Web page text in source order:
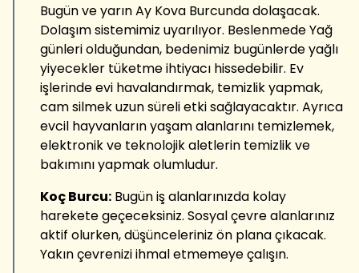
Bugün ve yarın Ay Kova Burcunda dolaşacak.
Dolaşım sistemimiz uyarılıyor. Beslenmede Yağ
günleri olduğundan, bedenimiz bugünlerde yağlı
yiyecekler tüketme ihtiyacı hissedebilir. Ev
işlerinde evi havalandırmak, temizlik yapmak,
cam silmek uzun süreli etki sağlayacaktır. Ayrıca
evcil hayvanların yaşam alanlarını temizlemek,
elektronik ve teknolojik aletlerin temizlik ve
bakımını yapmak olumludur.
Koç Burcu: Bugün iş alanlarınızda kolay
harekete geçeceksiniz. Sosyal çevre alanlarınız
aktif olurken, düşünceleriniz ön plana çıkacak.
Yakın çevrenizi ihmal etmemeye çalışın.